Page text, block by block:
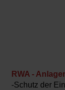
RWA -
-Schutz der